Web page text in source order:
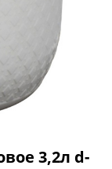
3,2л d-